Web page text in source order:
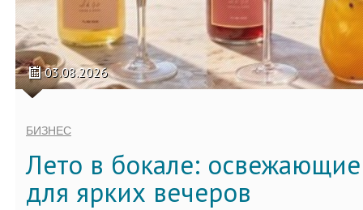
03.08.2026
БИЗНЕС
Лето в бокале:
для ярких вечеров